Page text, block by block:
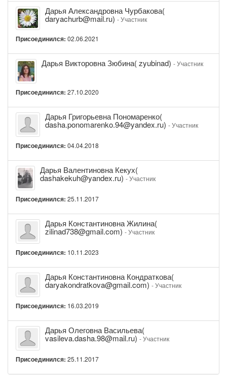
Дарья
Александровна
Чурбакова(
daryachurb@mail.ru)
Дарья Александровна Чурбакова(
daryachurb@mail.ru) - Участник
Присоединился: 02.06.2021
Дарья
Викторовна
Зюбина(
zyubinad)
Дарья Викторовна Зюбина( zyubinad) - Участник
Присоединился: 27.10.2020
Дарья
Григорьевна
Пономаренко(
dasha.ponomarenko.94@yandex.ru)
Дарья Григорьевна Пономаренко(
dasha.ponomarenko.94@yandex.ru) - Участник
Присоединился: 04.04.2018
Дарья
Валентиновна
Кекух(
dashakekuh@yandex.ru)
Дарья Валентиновна Кекух(
dashakekuh@yandex.ru) - Участник
Присоединился: 25.11.2017
Дарья
Константиновна
Жилина(
zilinad738@gmail.com)
Дарья Константиновна Жилина(
zilinad738@gmail.com) - Участник
Присоединился: 10.11.2023
Дарья
Константиновна
Кондраткова(
daryakondratkova@gmail.com)
Дарья Константиновна Кондраткова(
daryakondratkova@gmail.com) - Участник
Присоединился: 16.03.2019
Дарья
Олеговна
Васильева(
vasileva.dasha.98@mail.ru)
Дарья Олеговна Васильева(
vasileva.dasha.98@mail.ru) - Участник
Присоединился: 25.11.2017